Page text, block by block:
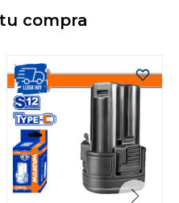
compra